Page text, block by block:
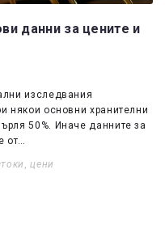
данни за цените и
изследвания
някои основни хранителни
50%. Иначе данните за
от…
,цени